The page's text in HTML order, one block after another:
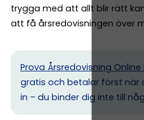
trygga med att allt blir rätt
att få årsredovisningen över
Prova Årsredovisning Online
gratis och betalar först när
in – du binder dig inte till